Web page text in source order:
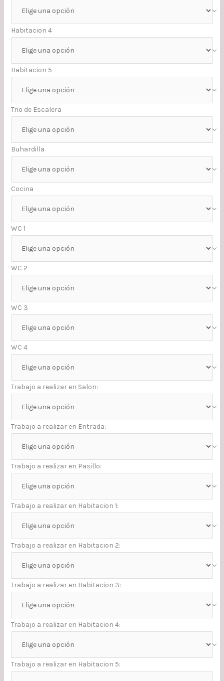
Habitacion 4
Habitacion 5
Trio de Escalera
Buhardilla
Cocina
WC 1
WC 2
WC 3
WC 4
Trabajo a realizar en Salon:
Trabajo a realizar en Entrada:
Trabajo a realizar en Pasillo:
Trabajo a realizar en Habitacion 1:
Trabajo a realizar en Habitacion 2:
Trabajo a realizar en Habitacion 3:
Trabajo a realizar en Habitacion 4:
Trabajo a realizar en Habitacion 5: